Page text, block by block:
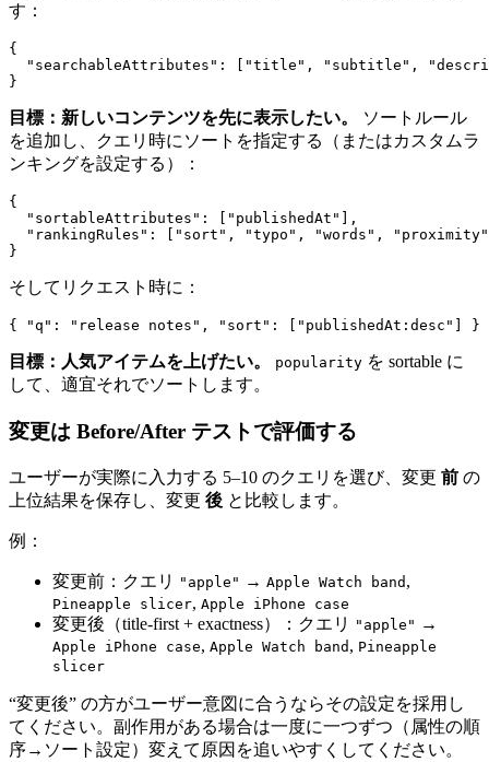
す：
{
"searchableAttributes" : "title" , "subtitle" ,
}
目標：新しいコンテンツを先に表示したい。
ソートルール
を追加し、クエリ時にソートを指定する（またはカスタムラ
ンキングを設定する）：
{
"sortableAttributes" : "publishedAt"
,
"rankingRules" : "sort" , "typo" , "words" ,
"proximity"
}
そしてリクエスト時に：
{ "q" : "release notes" , "sort" : "publishedAt:desc" }
目標：人気アイテムを上げたい。 popularity を sortable に
して、適宜それでソートします。
変更は Before/After テストで評価する
ユーザーが実際に入力する 5–10 のクエリを選び、変更 前 の
上位結果を保存し、変更 後 と比較します。
例：
変更前：クエリ "apple" → Apple Watch band ,
Pineapple slicer, Apple iPhone case
変更後（title-first + exactness）：クエリ "apple" →
Apple iPhone case, Apple Watch band , Pineapple
slicer
“変更後” の方がユーザー意図に合うならその設定を採用し
てください。副作用がある場合は一度に一つずつ（属性の順
序→ソート設定）変えて原因を追いやすくしてください。